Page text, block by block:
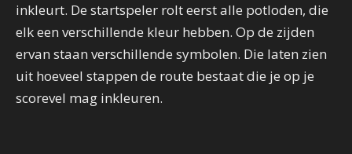
inkleurt. De startspeler rolt eerst alle potloden, die
elk een verschillende kleur hebben. Op de zijden
ervan staan verschillende symbolen. Die laten zien
uit hoeveel stappen de route bestaat die je op je
scorevel mag inkleuren.